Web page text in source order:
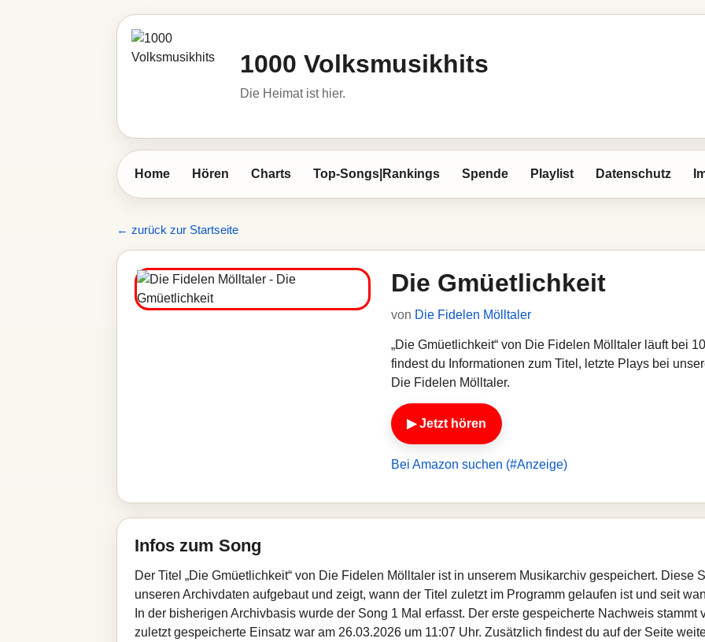
1000 Volksmusikhits
Die Heimat ist hier.
Home Hören Charts Top-Songs|Rankings Spende Playlist Datenschutz
← zurück zur Startseite
Die Gmüetlichkeit
von Die Fidelen Mölltaler
„Die Gmüetlichkeit“ von Die Fidelen Mölltaler läuft bei
findest du Informationen zum Titel, letzte Plays bei
Die Fidelen Mölltaler.
▶ Jetzt hören
Bei Amazon suchen (#Anzeige)
Infos zum Song
Der Titel „Die Gmüetlichkeit“ von Die Fidelen Mölltaler ist in unserem Musikarchiv gespeichert. Diese
unseren Archivdaten aufgebaut und zeigt, wann der Titel zuletzt im Programm gelaufen ist und seit
In der bisherigen Archivbasis wurde der Song 1 Mal erfasst. Der erste gespeicherte Nachweis stammt
zuletzt gespeicherte Einsatz war am 26.03.2026 um 11:07 Uhr. Zusätzlich findest du auf der Seite